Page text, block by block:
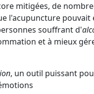
mitigées, de
l'acupuncture pouvait
souffrant d'
et à mieux
, un outil puissant